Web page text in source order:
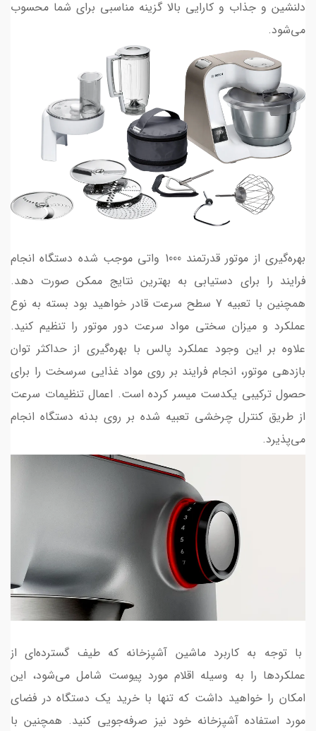
دلنشین و جذاب و کارایی بالا گزینه مناسبی برای شما محسوب
می‌شود.
بهره‌گیری از موتور قدرتمند 1000 واتی موجب شده دستگاه انجام
فرایند را برای دستیابی به بهترین نتایج ممکن صورت دهد.
همچنین با تعبیه 7 سطح سرعت قادر خواهید بود بسته به نوع
عملکرد و میزان سختی مواد سرعت دور موتور را تنظیم کنید.
علاوه بر این وجود عملکرد پالس با بهره‌گیری از حداکثر توان
بازدهی موتور، انجام فرایند بر روی مواد غذایی سرسخت را برای
حصول ترکیبی یکدست میسر کرده است. اعمال تنظیمات سرعت
از طریق کنترل چرخشی تعبیه شده بر روی بدنه دستگاه انجام
می‌پذیرد.
با توجه به کاربرد ماشین آشپزخانه که طیف گسترده‌ای از
عملکردها را به وسیله اقلام مورد پیوست شامل می‌شود، این
امکان را خواهید داشت که تنها با خرید یک دستگاه در فضای
مورد استفاده آشپزخانه خود نیز صرفه‌جویی کنید. همچنین با